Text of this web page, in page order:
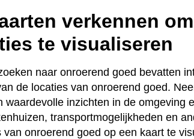
verkennen om
te visualiseren
naar onroerend goed bevatten
de locaties van onroerend goed.
waardevolle inzichten in de omgeving
transportmogelijkheden en
onroerend goed op een kaart te